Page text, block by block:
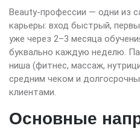
Beauty-профессии — одни из
карьеры: вход быстрый,
уже через 2–3 месяца
буквально каждую неделю.
ниша (фитнес, массаж,
средним чеком и
клиентами.
Основные